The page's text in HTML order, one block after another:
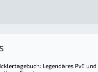
Legendäres PvE und